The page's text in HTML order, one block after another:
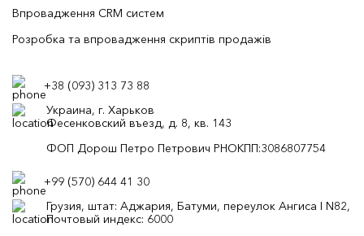
Впровадження CRM систем
Розробка та впровадження скриптів продажів
+38 (093) 313 73 88
Украина, г. Харьков
Фесенковский въезд, д. 8, кв. 143
ФОП Дорош Петро Петрович РНОКПП:3086807754
+99 (570) 644 41 30
Грузия, штат: Аджария, Батуми, переулок Ангиса I N82,
Почтовый индекс: 6000